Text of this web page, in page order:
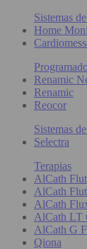
Sistemas
Home
Renamic
Renamic
Reocor
Sistemas
Selectra
Terapias
AlCath
AlCath
AlCath
AlCath LT
AlCath G
Qiona